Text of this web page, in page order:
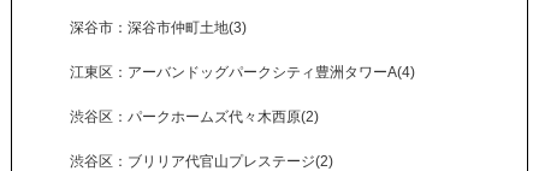
深谷市：深谷市仲町土地(3)
江東区：アーバンドッグパークシティ豊洲タワーA(4)
渋谷区：パークホームズ代々木西原(2)
渋谷区：ブリリア代官山プレステージ(2)